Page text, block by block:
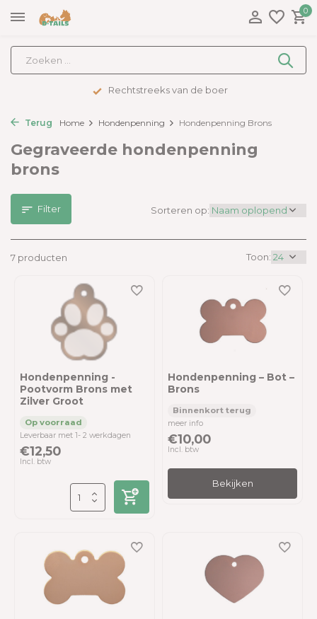
0
Rechtstreeks van de boer
Terug Home Hondenpenning Hondenpenning Brons
Gegraveerde hondenpenning
brons
Filter
7 producten Toon:
Sorteren op:
Hondenpenning -
Pootvorm Brons met
Zilver Groot
Leverbaar met 1- 2 werkdagen
€12,50
Incl. btw
Hondenpenning – Bot –
Brons
meer info
€10,00
Incl. btw
Bekijken